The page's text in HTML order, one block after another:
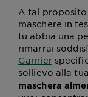
A tal proposito
maschere in
tu abbia una
rimarrai
Garnier
sollievo alla
maschera